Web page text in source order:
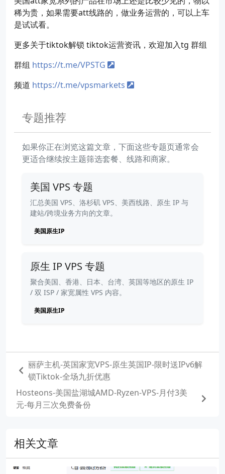
稀为贵，如果需要att线路的，做业务运营的，可以上车
是试试看。
更多关于tiktok解锁 tiktok运营资讯，欢迎加入tg 群组
群组 https://t.me/VPSTG
频道 https://t.me/vpsmarkets
专题推荐
如果你正在浏览这篇文章，下面这些专题页通常会
更适合继续按主题筛选套餐、线路和商家。
美国 VPS 专题
汇总美国 VPS、洛杉矶 VPS、美西线路、原生 IP 与
建站/跨境业务方向的文章。
美国原生IP
原生 IP VPS 专题
聚合美国、香港、日本、台湾、英国等地区的原生 IP
/ 双 ISP / 家宽属性 VPS 内容。
美国原生IP
丽萨主机-英国家宽VPS-原生英国IP-限时送IPv6解
锁Tiktok-全场九折优惠
Hosteons-美国盐湖城AMD-Ryzen-VPS-月付3美
元-每月三次免费备份
相关文章